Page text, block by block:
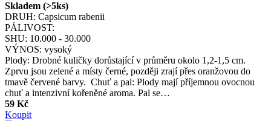
Skladem (>5ks)
DRUH: Capsicum rabenii
PÁLIVOST:
SHU: 10.000 - 30.000
VÝNOS: vysoký
Plody: Drobné kuličky dorůstající v průměru okolo 1,2-1,5 cm.
Zprvu jsou zelené a místy černé, později zrají přes oranžovou do
tmavě červené barvy. Chuť a pal: Plody mají příjemnou ovocnou
chuť a intenzivní kořeněné aroma. Pal se…
59 Kč
Koupit